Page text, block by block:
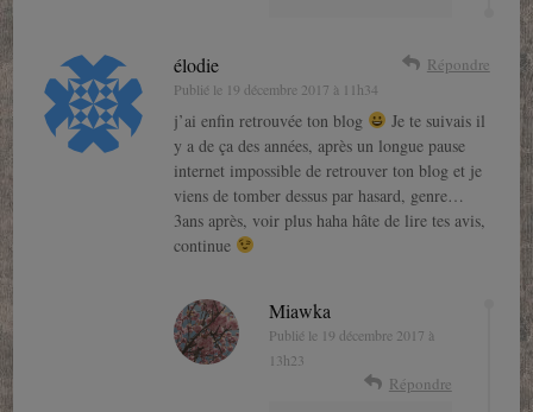
élodie
Publié le 19 décembre 2017 à 11h34
Répondre
j’ai enfin retrouvée ton blog
Je te suivais il
y a de ça des années, après un longue pause
internet impossible de retrouver ton blog et je
viens de tomber dessus par hasard, genre…
3ans après, voir plus haha hâte de lire tes avis,
continue
Miawka
Publié le
19 décembre 2017 à
13h23
Répondre